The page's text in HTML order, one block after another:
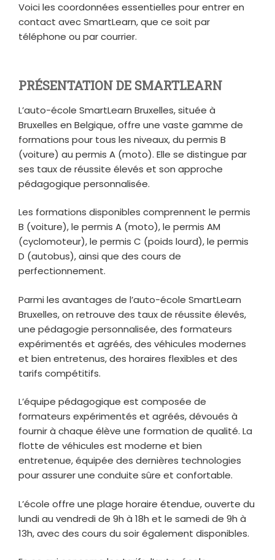
Voici les coordonnées essentielles pour entrer en
contact avec SmartLearn, que ce soit par
téléphone ou par courrier.
PRÉSENTATION DE SMARTLEARN
L’auto-école SmartLearn Bruxelles, située à
Bruxelles en Belgique, offre une vaste gamme de
formations pour tous les niveaux, du permis B
(voiture) au permis A (moto). Elle se distingue par
ses taux de réussite élevés et son approche
pédagogique personnalisée.
Les formations disponibles comprennent le permis
B (voiture), le permis A (moto), le permis AM
(cyclomoteur), le permis C (poids lourd), le permis
D (autobus), ainsi que des cours de
perfectionnement.
Parmi les avantages de l’auto-école SmartLearn
Bruxelles, on retrouve des taux de réussite élevés,
une pédagogie personnalisée, des formateurs
expérimentés et agréés, des véhicules modernes
et bien entretenus, des horaires flexibles et des
tarifs compétitifs.
L’équipe pédagogique est composée de
formateurs expérimentés et agréés, dévoués à
fournir à chaque élève une formation de qualité. La
flotte de véhicules est moderne et bien
entretenue, équipée des dernières technologies
pour assurer une conduite sûre et confortable.
L’école offre une plage horaire étendue, ouverte du
lundi au vendredi de 9h à 18h et le samedi de 9h à
13h, avec des cours du soir également disponibles.